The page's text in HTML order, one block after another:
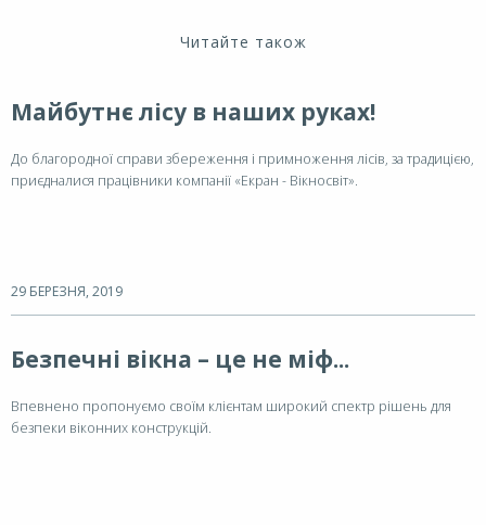
Читайте також
Майбутнє лісу в наших руках!
До благородної справи збереження і примноження лісів, за традицією,
приєдналися працівники компанії «Екран - Вікносвіт».
29 БЕРЕЗНЯ, 2019
Безпечні вікна – це не міф...
Впевнено пропонуємо своїм клієнтам широкий спектр рішень для
безпеки віконних конструкцій.